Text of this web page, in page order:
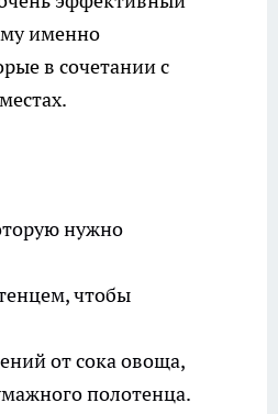
именно
в сочетании с
нужно
чтобы
от сока овоща,
полотенца.